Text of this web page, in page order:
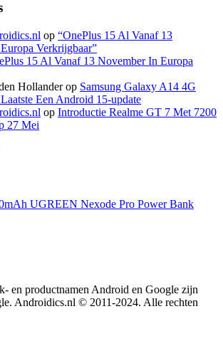
op “OnePlus 15 Al Vanaf 13
Verkrijgbaar”
15 Al Vanaf 13 November In Europa
Hollanderop Samsung Galaxy A14 4G
Een Android 15-update
op Introductie Realme GT 7 Met 7200
27 Mei
UGREEN Nexode Pro Power Bank
en productnamen Android en Google zijn
Androidics.nl © 2011-2024. Alle rechten